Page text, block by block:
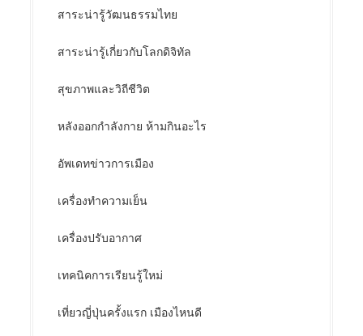
สาระน่ารู้วัฒนธรรมไทย
สาระน่ารู้เกี่ยวกับโลกดิจิทัล
สุขภาพและวิถีชีวิต
หลังออกกําลังกาย ห้ามกินอะไร
อัพเดทข่าวการเมือง
เครื่องทำความเย็น
เครื่องปรับอากาศ
เทคนิคการเรียนรู้ใหม่
เที่ยวญี่ปุ่นครั้งแรก เมืองไหนดี